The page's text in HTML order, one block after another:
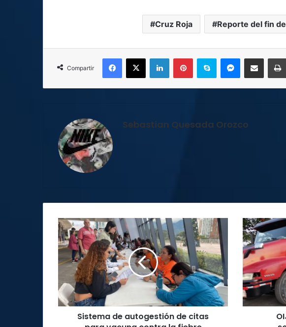
Cruz Roja Reporte del fin
Compartir
Facebook
X LinkedInPinterestSkype Messenger
Compartir por correo
Sebastian Quesada Orozco
Sistema
de
autogestión
de
citas
vacuna
contra
la
Sistema de autogestión de citas
OIJ
detiene
a
tres
sujetos
sospechosos
de
robo
de
combustible